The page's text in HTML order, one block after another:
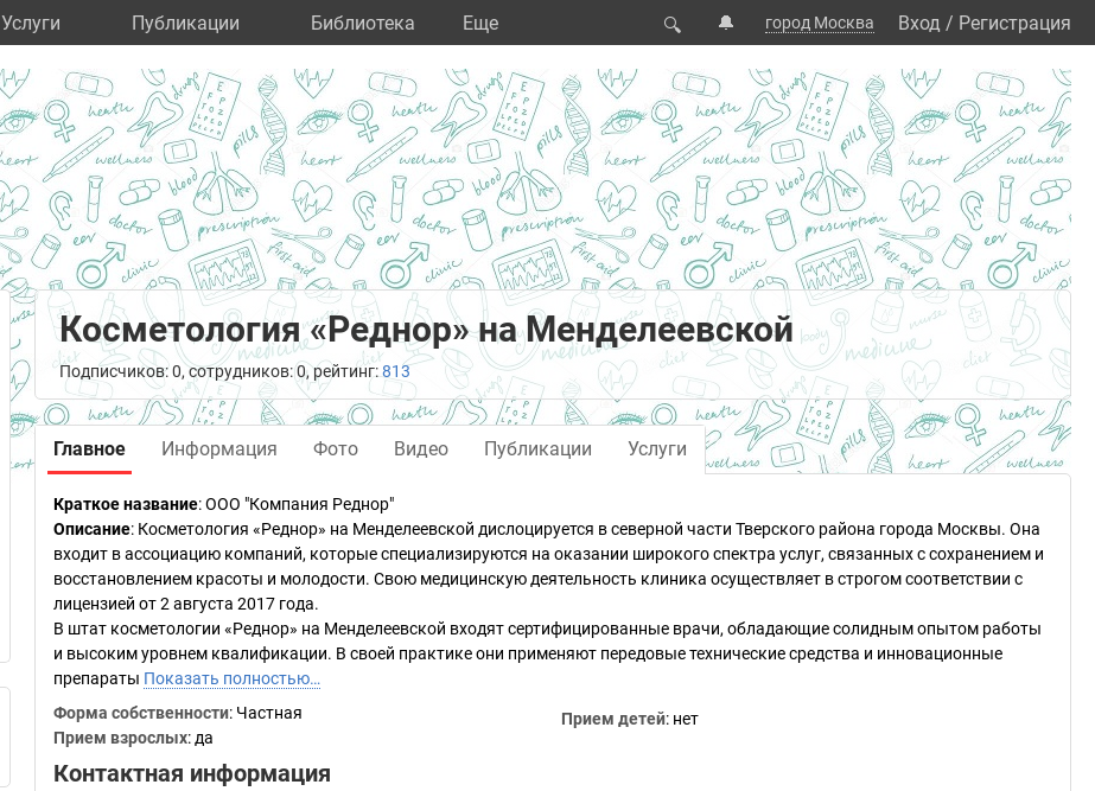
Услуги Публикации Библиотека Eще 🔍 🔔 город Москва Вход / Регистрация
Косметология «Реднор» на Менделеевской
Подписчиков: 0, сотрудников: 0, рейтинг:813
Главное Информация Фото Видео Публикации Услуги
Краткое название:ООО "Компания Реднор"
Описание: Косметология «Реднор» на Менделеевской дислоцируется в северной части Тверского района города Москвы. Она
входит в ассоциацию компаний, которые специализируются на оказании широкого спектра услуг, связанных с сохранением и
восстановлением красоты и молодости. Свою медицинскую деятельность клиника осуществляет в строгом соответствии с
лицензией от 2 августа 2017 года.
В штат косметологии «Реднор» на Менделеевской входят сертифицированные врачи, обладающие солидным опытом работы
и высоким уровнем квалификации. В своей практике они применяют передовые технические средства и инновационные
препараты Показать полностью…
Форма собственности: Частная
Прием взрослых: да
Прием детей: нет
Контактная информация